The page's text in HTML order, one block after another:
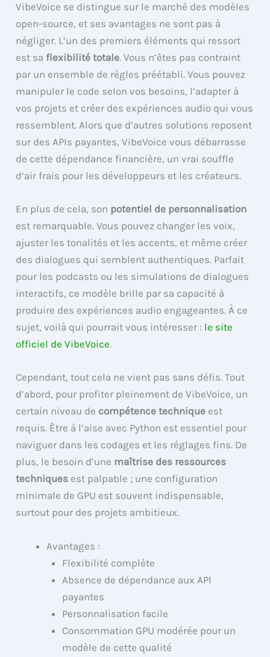
VibeVoice se distingue sur le marché des modèles
open-source, et ses avantages ne sont pas à
négliger. L’un des premiers éléments qui ressort
est sa flexibilité totale. Vous n’êtes pas contraint
par un ensemble de règles préétabli. Vous pouvez
manipuler le code selon vos besoins, l’adapter à
vos projets et créer des expériences audio qui vous
ressemblent. Alors que d’autres solutions reposent
sur des APIs payantes, VibeVoice vous débarrasse
de cette dépendance financière, un vrai souffle
d’air frais pour les développeurs et les créateurs.
En plus de cela, son potentiel de personnalisation
est remarquable. Vous pouvez changer les voix,
ajuster les tonalités et les accents, et même créer
des dialogues qui semblent authentiques. Parfait
pour les podcasts ou les simulations de dialogues
interactifs, ce modèle brille par sa capacité à
produire des expériences audio engageantes. À ce
sujet, voilà qui pourrait vous intéresser : le site
officiel de VibeVoice.
Cependant, tout cela ne vient pas sans défis. Tout
d’abord, pour profiter pleinement de VibeVoice, un
certain niveau de compétence technique est
requis. Être à l’aise avec Python est essentiel pour
naviguer dans les codages et les réglages fins. De
plus, le besoin d’une maîtrise des ressources
techniques est palpable ; une configuration
minimale de GPU est souvent indispensable,
surtout pour des projets ambitieux.
Avantages :
Flexibilité complète
Absence de dépendance aux API
payantes
Personnalisation facile
Consommation GPU modérée pour un
modèle de cette qualité